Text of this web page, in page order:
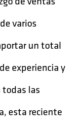
varios
un total
experiencia y
las
esta reciente